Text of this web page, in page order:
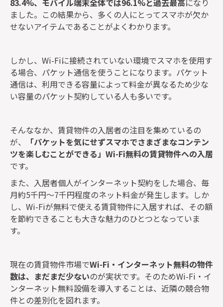
83.4%、モバイル端末全体では96.1%と過去最高になり
ました。この結果から、多くの人にとってスマホが欠か
せないアイテムであることがよくわかります。
しかし、Wi-Fiに接続されていない環境でスマホを使用す
る場合、パケット通信を使うことになります。パケット
通信は、利用できる容量によって料金が異なるため少な
い容量のパケット契約している人も多いです。
そんななか、賃貸物件の入居者の注目を集めているの
が、
「パケットを気にせずスマホでさまざまなコンテン
ツを楽しむことができる」Wi-Fi無料の賃貸物件への入居
です。
また、入居者個人がインターネット契約をした場合、毎
月約5千円～7千円程度のネット料金が発生します。しか
し、Wi-Fiが無料で使える賃貸物件に入居すれば、その額
を節約できることも大きな魅力のひとつとなっていま
す。
現在の賃貸物件市場でWi-Fi・インターネット無料の物件
数は、まだまだ少ないのが実状です。そのためWi-Fi・イ
ンターネット無料設備を導入することは、近隣の競合物
件との差別化を図れます。